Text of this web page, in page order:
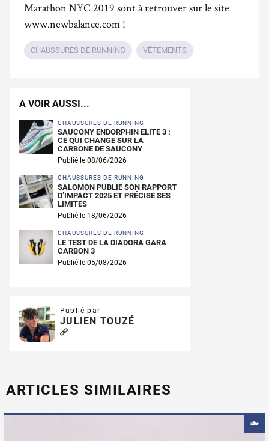
Marathon NYC 2019 sont à retrouver sur le site
www.newbalance.com !
CHAUSSURES DE RUNNING VÊTEMENTS
A VOIR AUSSI...
CHAUSSURES DE RUNNING
SAUCONY ENDORPHIN ELITE 3 :
CE QUI CHANGE SUR LA
CARBONE DE SAUCONY
Publié le 08/06/2026
CHAUSSURES DE RUNNING
SALOMON PUBLIE SON RAPPORT
D’IMPACT 2025 ET PRÉCISE SES
LIMITES
Publié le 18/06/2026
CHAUSSURES DE RUNNING
LE TEST DE LA DIADORA GARA
CARBON 3
Publié le 05/08/2026
Publié par
JULIEN TOUZÉ
ARTICLES SIMILAIRES